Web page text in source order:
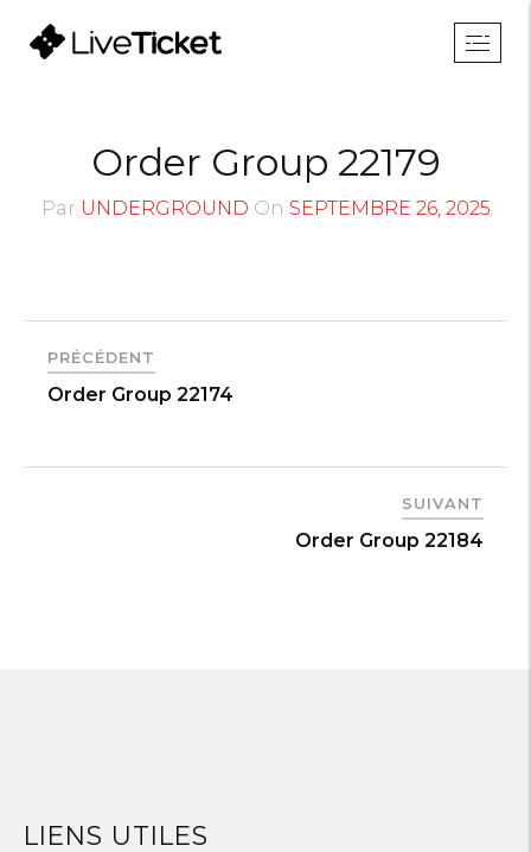
Order Group 22179
Par UNDERGROUND On SEPTEMBRE 26, 2025
PRÉCÉDENT
Order Group 22174
SUIVANT
Order Group 22184
LIENS UTILES